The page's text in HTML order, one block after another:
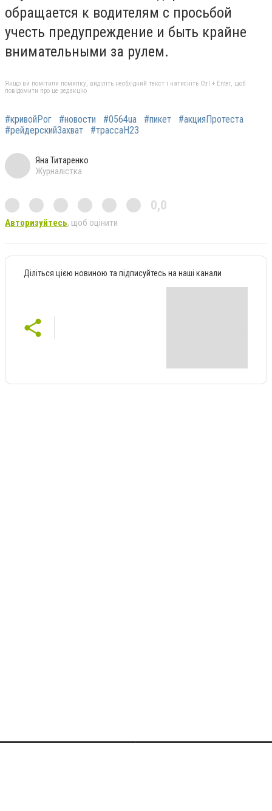
обращается к водителям с просьбой
учесть предупреждение и быть крайне
внимательными за рулем.
Якщо ви помітили помилку, виділіть необхідний текст і натисніть Ctrl + Enter, щоб
повідомити про це редакцію
#кривойРог #новости #0564ua #пикет
#акцияПротеста
#рейдерскийЗахват
#трассаН23
Яна Титаренко
Журналістка
0,0
Авторизуйтесь, щоб оцінити
Діліться цією новиною та підписуйтесь на наші канали